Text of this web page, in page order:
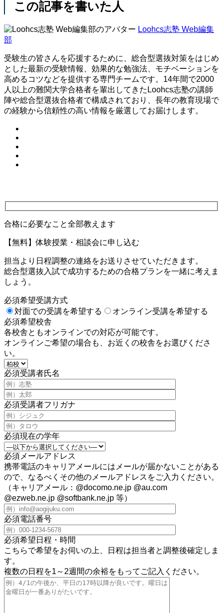
この記事を書いた人
Loohcs志塾 Web編集
部
受験生の皆さんを応援するために、総合型選抜対策をはじめ
とした最新の受験情報、効果的な勉強法、モチベーションを
高めるコツなどを提供する専門チームです。14年間で2000
人以上の難関大学合格者を輩出してきたLoohcs志塾の講師
陣や総合型選抜合格者で構成されており、長年の教育現場で
の経験から信頼性の高い情報を厳選してお届けします。
合格に必要なこと全部教えます
【無料】体験授業・相談会に申し込む
担当より日程調整の連絡をお送りさせていただきます。
総合型選抜入試で成功するための合格プランを一緒に考えま
しょう。
必須希望受講方式
対面での受講を希望する
オンライン受講を希望する
必須希望校舎
各校舎ともオンラインでの対応が可能です。
オンラインご希望の場合も、お近くの校舎をお選びくださ
い。
必須受講者氏名
必須受講者フリガナ
必須現在の学年
必須 メールアドレス
携帯電話のキャリアメールにはメールが届かないことがある
ので、なるべくその他のメールアドレスをご入力ください。
（キャリアメール：@docomo.ne.jp @au.com
@ezweb.ne.jp @softbank.ne.jp 等）
必須電話番号
必須希望日程・時間
こちらで希望をお伺いの上、日程は担当者と調整後確定しま
す。
複数の日程を1～2週間の余裕をもってご記入ください。